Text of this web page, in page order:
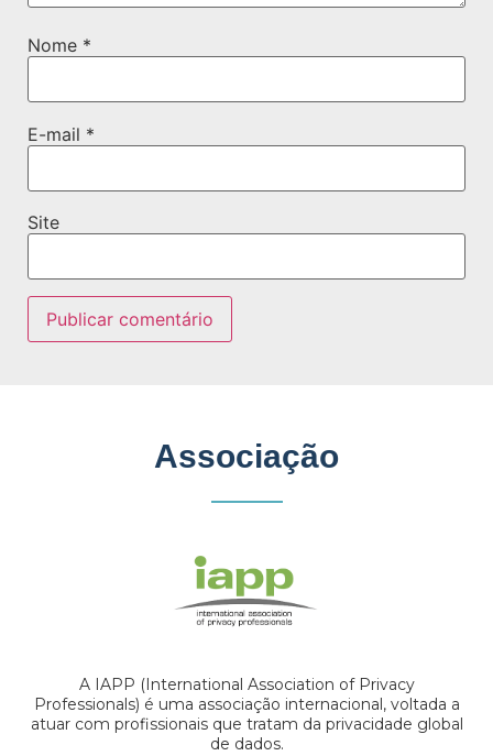
Nome *
E-mail *
Site
Associação
A IAPP (International Association of Privacy
Professionals) é uma associação internacional, voltada a
atuar com profissionais que tratam da privacidade global
de dados.